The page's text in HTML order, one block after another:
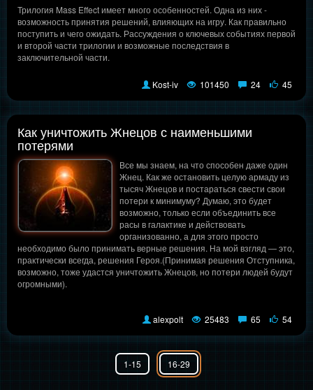
Трилогия Mass Effect имеет много особенностей. Одна из них -
возможность принятия решений, влияющих на игру. Как правильно
поступить и чего ожидать. Рассуждения о ключевых событиях первой
и второй части трилогии и возможные последствия в
заключительной части.
Kost-iv 101450 24 45
Как уничтожить Жнецов с наименьшими
потерями
Все мы знаем, на что способен даже один
Жнец. Как же остановить целую армаду из
тысяч Жнецов и постараться свести свои
потери к минимуму? Думаю, это будет
возможно, только если объединить все
расы в галактике и действовать
организованно, а для этого просто
необходимо было принимать верные решения. На мой взгляд — это,
практически всегда, решения Героя.(Принимая решения Отступника,
возможно, тоже удастся уничтожить Жнецов, но потери людей будут
огромными).
alexpolt 25483 65 54
1-15 16-29